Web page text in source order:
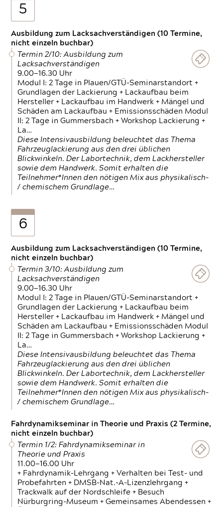
5
Ausbildung zum Lacksachverständigen (10 Termine,
nicht einzeln buchbar)
Termin 2/10: Ausbildung zum
Lacksachverständigen
9.00—16.30 Uhr
Modul I: 2 Tage in Plauen/GTÜ-Seminarstandort +
Grundlagen der Lackierung + Lackaufbau beim
Hersteller + Lackaufbau im Handwerk + Mängel und
Schäden am Lackaufbau + Emissionsschäden Modul
II: 2 Tage in Gummersbach + Workshop Lackierung +
La…
Diese Intensivausbildung beleuchtet das Thema
Fahrzeuglackierung aus den drei üblichen
Blickwinkeln. Der Labortechnik, dem Lackhersteller
sowie dem Handwerk. Somit erhalten die
Teilnehmer*Innen den nötigen Mix aus physikalisch-
/ chemischem Grundlage…
6
Ausbildung zum Lacksachverständigen (10 Termine,
nicht einzeln buchbar)
Termin 3/10: Ausbildung zum
Lacksachverständigen
9.00—16.30 Uhr
Modul I: 2 Tage in Plauen/GTÜ-Seminarstandort +
Grundlagen der Lackierung + Lackaufbau beim
Hersteller + Lackaufbau im Handwerk + Mängel und
Schäden am Lackaufbau + Emissionsschäden Modul
II: 2 Tage in Gummersbach + Workshop Lackierung +
La…
Diese Intensivausbildung beleuchtet das Thema
Fahrzeuglackierung aus den drei üblichen
Blickwinkeln. Der Labortechnik, dem Lackhersteller
sowie dem Handwerk. Somit erhalten die
Teilnehmer*Innen den nötigen Mix aus physikalisch-
/ chemischem Grundlage…
Fahrdynamikseminar in Theorie und Praxis (2 Termine,
nicht einzeln buchbar)
Termin 1/2: Fahrdynamikseminar in
Theorie und Praxis
11.00—16.00 Uhr
+ Fahrdynamik-Lehrgang + Verhalten bei Test- und
Probefahrten + DMSB-Nat.-A-Lizenzlehrgang +
Trackwalk auf der Nordschleife + Besuch
Nürburgring-Museum + Gemeinsames Abendessen +